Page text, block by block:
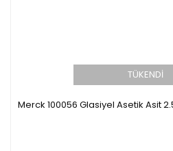
TÜKENDİ
Merck 100056 Glasiyel Asetik Asit